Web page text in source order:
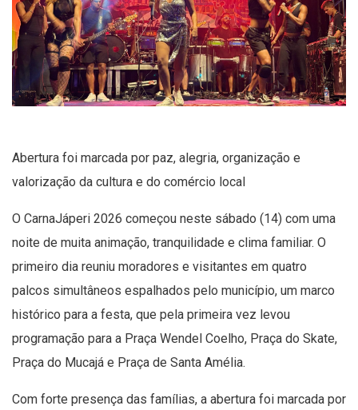
Abertura foi marcada por paz, alegria, organização e
valorização da cultura e do comércio local
O CarnaJáperi 2026 começou neste sábado (14) com uma
noite de muita animação, tranquilidade e clima familiar. O
primeiro dia reuniu moradores e visitantes em quatro
palcos simultâneos espalhados pelo município, um marco
histórico para a festa, que pela primeira vez levou
programação para a Praça Wendel Coelho, Praça do Skate,
Praça do Mucajá e Praça de Santa Amélia.
Com forte presença das famílias, a abertura foi marcada por